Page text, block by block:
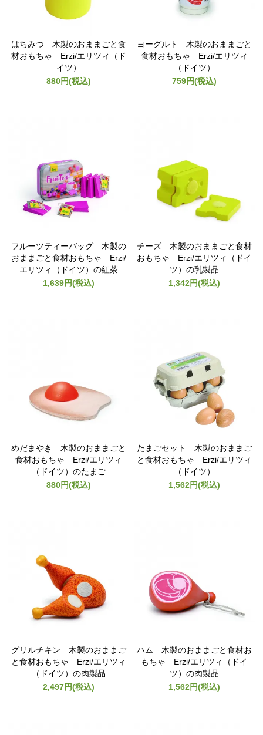
はちみつ 木製のおままごと食
材おもちゃ Erzi/エリツィ（ド
イツ）
880円(税込)
ヨーグルト 木製のおままごと
食材おもちゃ Erzi/エリツィ
（ドイツ）
759円(税込)
フルーツティーバッグ 木製の
おままごと食材おもちゃ Erzi/
エリツィ（ドイツ）の紅茶
1,639円(税込)
チーズ 木製のおままごと食材
おもちゃ Erzi/エリツィ（ドイ
ツ）の乳製品
1,342円(税込)
めだまやき 木製のおままごと
食材おもちゃ Erzi/エリツィ
（ドイツ）のたまご
880円(税込)
たまごセット 木製のおままご
と食材おもちゃ Erzi/エリツィ
（ドイツ）
1,562円(税込)
グリルチキン 木製のおままご
と食材おもちゃ Erzi/エリツィ
（ドイツ）の肉製品
2,497円(税込)
ハム 木製のおままごと食材お
もちゃ Erzi/エリツィ（ドイ
ツ）の肉製品
1,562円(税込)